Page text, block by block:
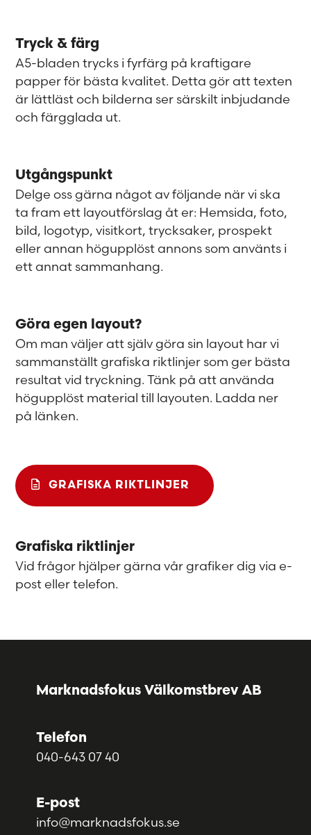
Tryck & färg
A5-bladen trycks i fyrfärg på kraftigare
papper för bästa kvalitet. Detta gör att texten
är lättläst och bilderna ser särskilt inbjudande
och färgglada ut.
Utgångspunkt
Delge oss gärna något av följande när vi ska
ta fram ett layoutförslag åt er: Hemsida, foto,
bild, logotyp, visitkort, trycksaker, prospekt
eller annan högupplöst annons som använts i
ett annat sammanhang.
Göra egen layout?
Om man väljer att själv göra sin layout har vi
sammanställt grafiska riktlinjer som ger bästa
resultat vid tryckning. Tänk på att använda
högupplöst material till layouten. Ladda ner
på länken.
GRAFISKA RIKTLINJER
Grafiska riktlinjer
Vid frågor hjälper gärna vår grafiker dig via e-
post eller telefon.
Marknadsfokus Välkomstbrev AB
Telefon
040-643 07 40
E-post
info@marknadsfokus.se